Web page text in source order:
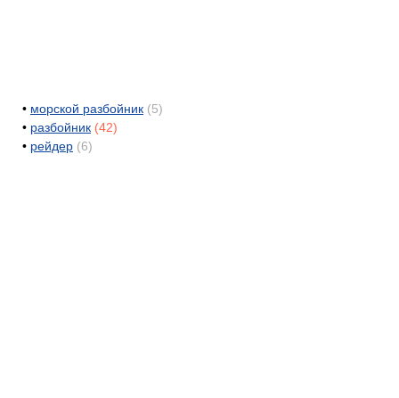
• морской разбойник (5)
• разбойник (42)
• рейдер (6)